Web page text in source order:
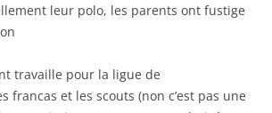
leur polo, les parents ont fustige
travaille pour la ligue de
francas et les scouts (non c’est pas une